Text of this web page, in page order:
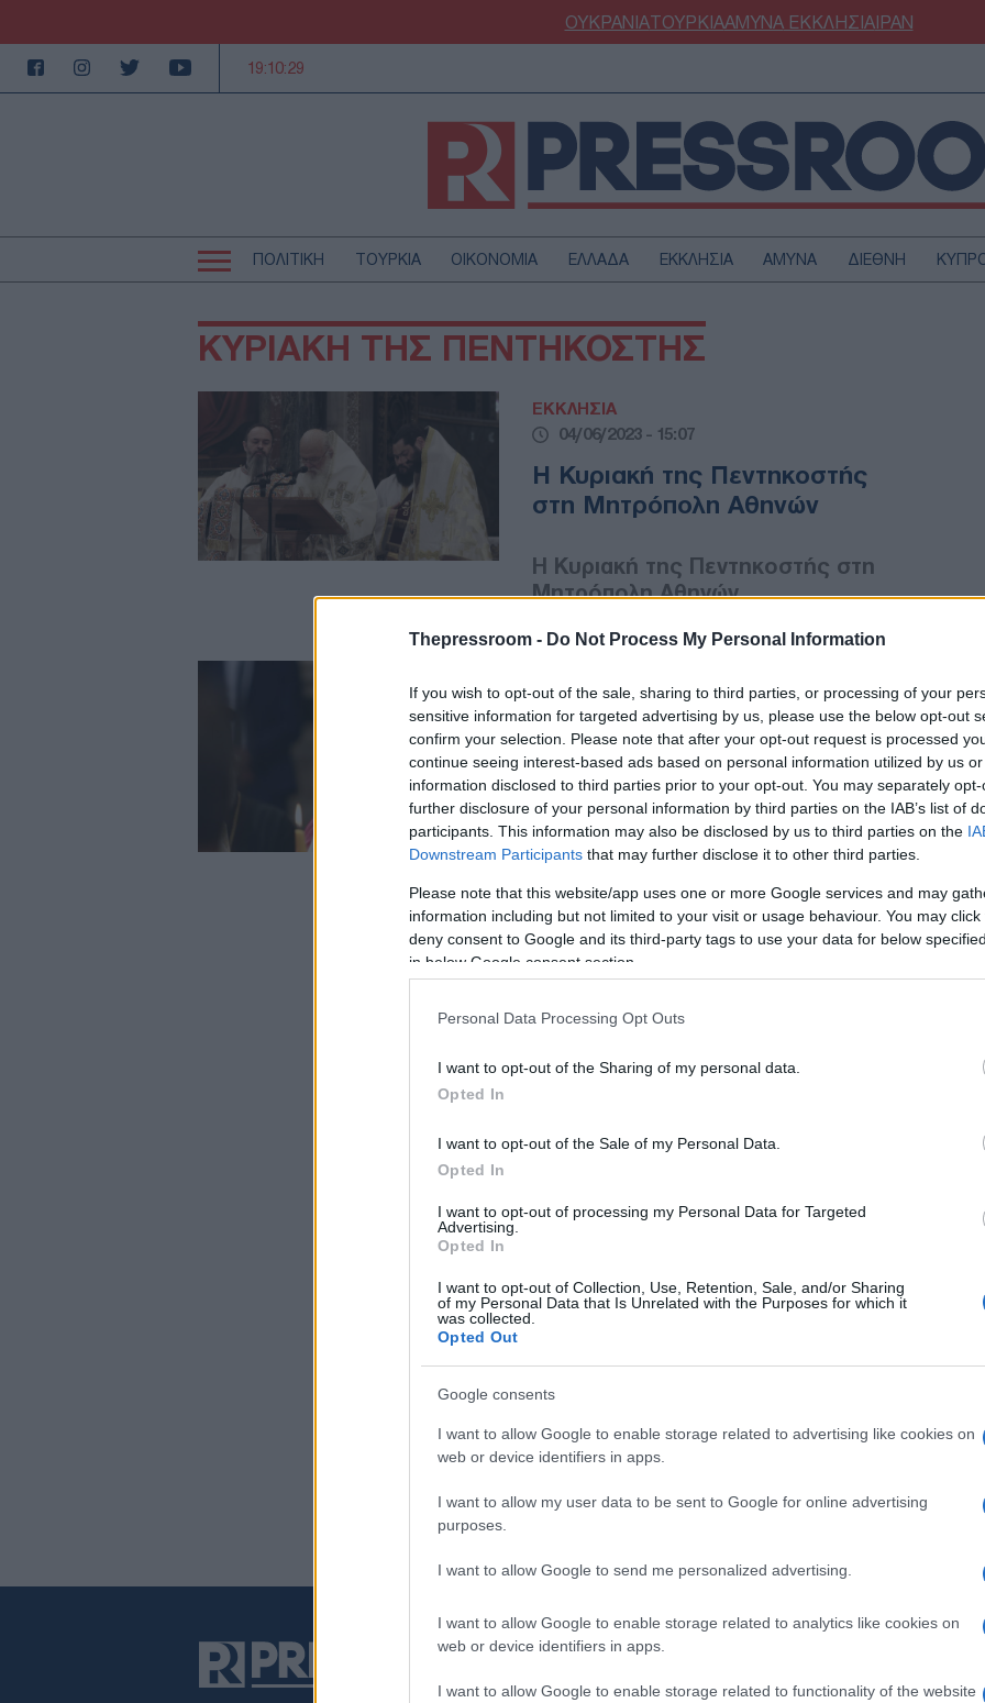
Thepressroom - Do Not Process My Personal Information
If you wish to opt-out of the sale, sharing to third parties, or processing of your
sensitive information for targeted advertising by us, please use the below opt-out
confirm your selection. Please note that after your opt-out request is processed
continue seeing interest-based ads based on personal information utilized by us
information disclosed to third parties prior to your opt-out. You may separately
further disclosure of your personal information by third parties on the IAB’s list of
participants. This information may also be disclosed by us to third parties on the
Downstream Participants that may further disclose it to other third parties.
Please note that this website/app uses one or more Google services and may
information including but not limited to your visit or usage behaviour. You may
deny consent to Google and its third-party tags to use your data for below
in below Google consent section.
Personal Data Processing Opt Outs
I want to opt-out of the Sharing of my personal data.
Opted In
I want to opt-out of the Sale of my Personal Data.
Opted In
I want to opt-out of processing my Personal Data for Targeted
Advertising.
Opted In
I want to opt-out of Collection, Use, Retention, Sale, and/or Sharing
of my Personal Data that Is Unrelated with the Purposes for which it
was collected.
Opted Out
Google consents
I want to allow Google to enable storage related to advertising like cookies on
web or device identifiers in apps.
I want to allow my user data to be sent to Google for online advertising
purposes.
I want to allow Google to send me personalized advertising.
I want to allow Google to enable storage related to analytics like cookies on
web or device identifiers in apps.
I want to allow Google to enable storage related to functionality of the website
ΟΥΚΡΑΝΙΑΤΟΥΡΚΙΑΑΜΥΝΑΕΚΚΛΗΣΙΑΙΡΑΝ
19:10:29
πλοήγηση
ΠΟΛΙΤΙΚΗ ΤΟΥΡΚΙΑ ΟΙΚΟΝΟΜΙΑ ΕΛΛΑΔΑ ΕΚΚΛΗΣΙΑ ΑΜΥΝΑ ΔΙΕΘΝΗ
πλοήγηση
ΠΟΛΙΤΙΚΗ ΤΟΥΡΚΙΑ
ΕΚΚΛΗΣΙΑ
ΑΜΥΝΑ
ΓΑΣΤΡΟΝΟΜΙΑ
ΠΑΡΑΞΕΝΑ
ΚΥΡΙΑΚΗ ΤΗΣ ΠΕΝΤΗΚΟΣΤΗΣ
ΕΚΚΛΗΣΙΑ
04/06/2023 - 15:07
Η Κυριακή της Πεντηκοστής
στη Μητρόπολη Αθηνών
Η Κυριακή της Πεντηκοστής στη
Μητρόπολη Αθηνών
20/06/2021 - 15:12
Η Κυριακή της Πεντηκοστής
στον Ιερό Μητροπολιτικό Ναό
Αθηνών
Η Κυριακή της Πεντηκοστής στον
Ιερό Μητροπολιτικό Ναό Αθηνών